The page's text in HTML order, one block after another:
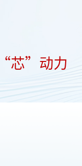
“芯”动力